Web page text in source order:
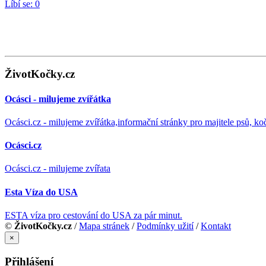
Líbí se: 0
ŽivotKočky.cz
Ocásci - milujeme zvířátka
Ocásci.cz - milujeme zvířátka,informační stránky pro majitele psů,
Ocásci.cz
Ocásci.cz - milujeme zvířata
Esta Víza do USA
ESTA víza pro cestování do USA za pár minut.
© ŽivotKočky.cz /Mapa stránek /Podmínky užití/Kontakt
×
Přihlášení